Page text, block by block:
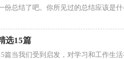
份总结了吧。你所见过的总结应该是
选15篇
篇当我们受到启发，对学习和工作生